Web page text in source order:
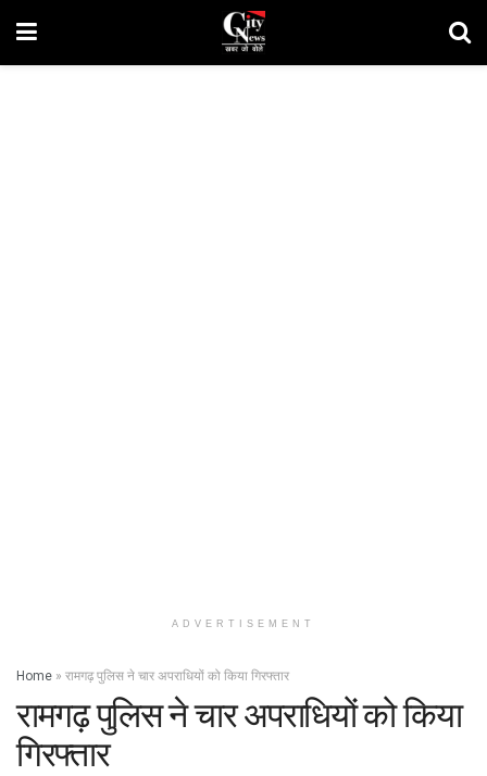
ADVERTISEMENT
Home » रामगढ़ पुलिस ने चार अपराधियों को किया गिरफ्तार
रामगढ़ पुलिस ने चार अपराधियों को किया
गिरफ्तार